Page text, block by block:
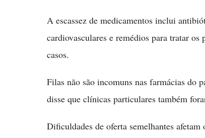
A escassez de medicamentos inclui
cardiovasculares e remédios para tratar
casos.
Filas não são incomuns nas farmácias do
disse que clínicas particulares também
Dificuldades de oferta semelhantes afetam